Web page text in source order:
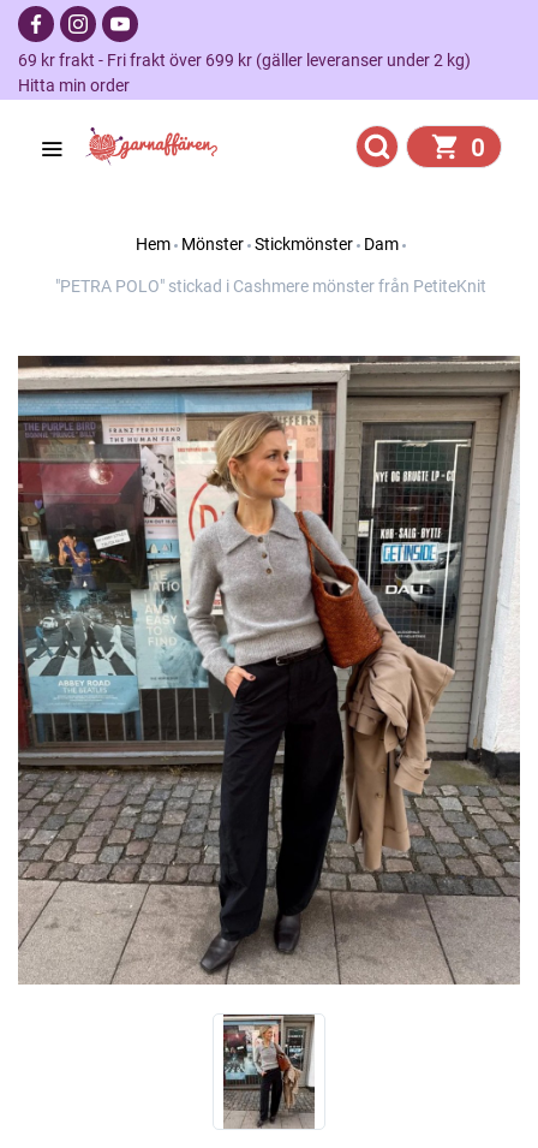
69 kr frakt - Fri frakt över 699 kr (gäller leveranser under 2 kg)
Hitta min order
0
Hem Mönster Stickmönster Dam
"PETRA POLO" stickad i Cashmere mönster från PetiteKnit